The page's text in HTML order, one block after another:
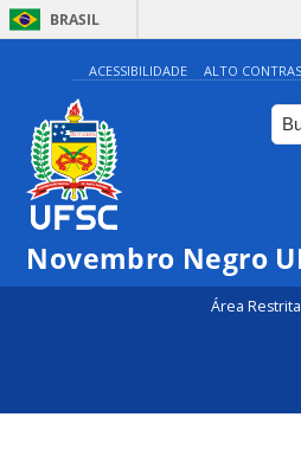
BRASIL
ACESSIBILIDADE ALTO
Novembro Negro
Área Restrita